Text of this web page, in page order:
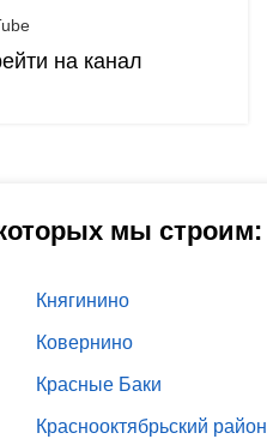
на канал
мы строим:
Княгинино
Ковернино
Красные Баки
Краснооктябрьский район